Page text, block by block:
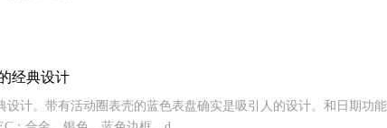
经典设计
设计。带有活动圈表壳的蓝色表盘确实是吸引人的设计。和日期功